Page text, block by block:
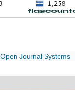
Open Journal Systems